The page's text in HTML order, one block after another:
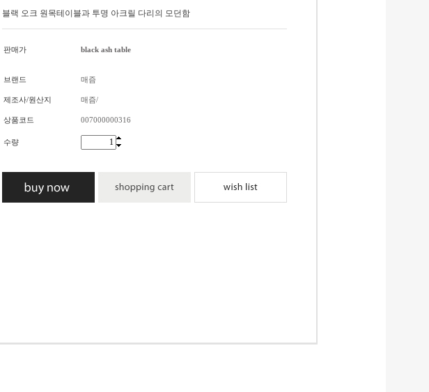
블랙 오크 원목테이블과 투명 아크릴 다리의 모던함
판매가 black ash table
브랜드 매즘
제조사/원산지 매즘/
상품코드 007000000316
수량